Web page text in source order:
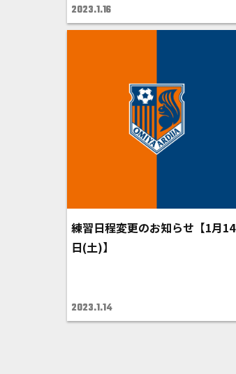
2023.1.16
練習日程変更のお知らせ【1月14
日(土)】
2023.1.14